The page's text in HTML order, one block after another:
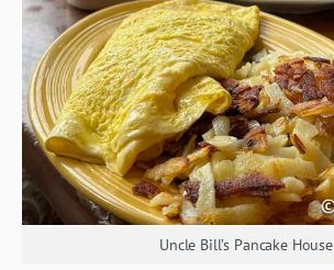
Uncle Bill’s Pancake House